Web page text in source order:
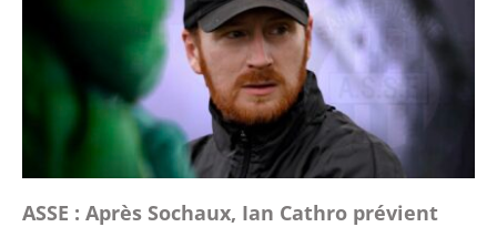
ASSE : Après Sochaux, Ian Cathro prévient